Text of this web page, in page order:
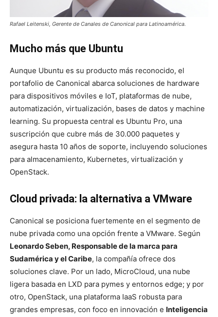
Rafael Leitenski, Gerente de Canales de Canonical para Latinoamérica.
Mucho más que Ubuntu
Aunque Ubuntu es su producto más reconocido, el
portafolio de Canonical abarca soluciones de hardware
para dispositivos móviles e IoT, plataformas de nube,
automatización, virtualización, bases de datos y machine
learning. Su propuesta central es Ubuntu Pro, una
suscripción que cubre más de 30.000 paquetes y
asegura hasta 10 años de soporte, incluyendo soluciones
para almacenamiento, Kubernetes, virtualización y
OpenStack.
Cloud privada: la alternativa a VMware
Canonical se posiciona fuertemente en el segmento de
nube privada como una opción frente a VMware. Según
Leonardo Seben, Responsable de la marca para
Sudamérica y el Caribe, la compañía ofrece dos
soluciones clave. Por un lado, MicroCloud, una nube
ligera basada en LXD para pymes y entornos edge; y por
otro, OpenStack, una plataforma IaaS robusta para
grandes empresas, con foco en innovación e Inteligencia